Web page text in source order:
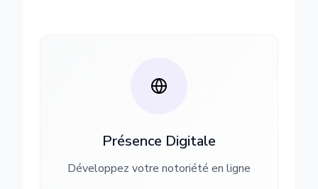
Présence Digitale
Développez votre notoriété en ligne